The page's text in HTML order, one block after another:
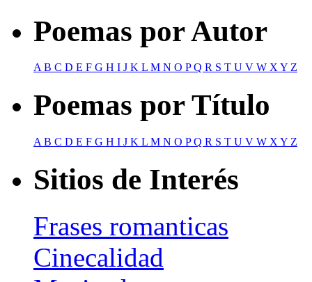
Poemas por Autor
AB C D E F G H I J K L M N O PQ R S T U V W XY Z
Poemas por Título
A B C D E F G H I J K L M N O PQ R S T U V W X Y Z
Sitios de Interés
Frases romanticas
Cinecalidad